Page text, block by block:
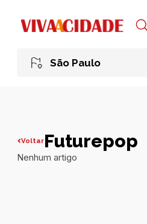
São Paulo
VoltarFuturepop
Nenhum artigo